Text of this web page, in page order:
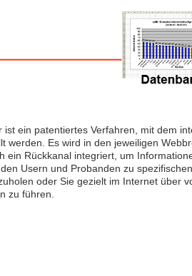
ist ein patentiertes Verfahren, mit dem
werden. Es wird in den jeweiligen
ein Rückkanal integriert, um
Usern und Probanden zu spezifischen
oder Sie gezielt im Internet über
zu führen.